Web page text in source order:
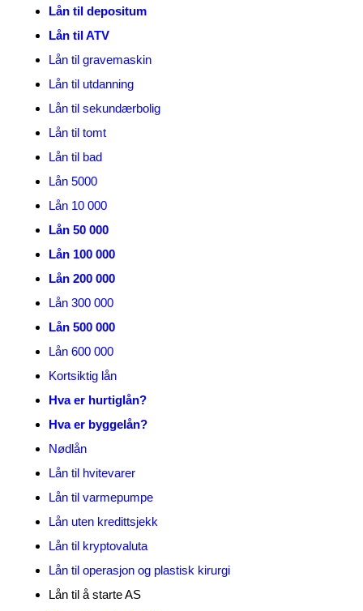
Lån til depositum
Lån til ATV
Lån til gravemaskin
Lån til utdanning
Lån til sekundærbolig
Lån til tomt
Lån til bad
Lån 5000
Lån 10 000
Lån 50 000
Lån 100 000
Lån 200 000
Lån 300 000
Lån 500 000
Lån 600 000
Kortsiktig lån
Hva er hurtiglån?
Hva er byggelån?
Nødlån
Lån til hvitevarer
Lån til varmepumpe
Lån uten kredittsjekk
Lån til kryptovaluta
Lån til operasjon og plastisk kirurgi
Lån til å starte AS